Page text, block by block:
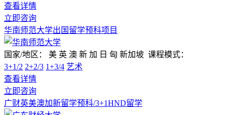
查看详情
立即咨询
华南师范大学出国留学预科项目
国家/地区： 美 英 澳 新 加 日 匈 新加坡 课程模式：
3+1/2 2+2/3 1+3/4 艺术
查看详情
立即咨询
广财英美澳加新留学预科/3+1HND留学